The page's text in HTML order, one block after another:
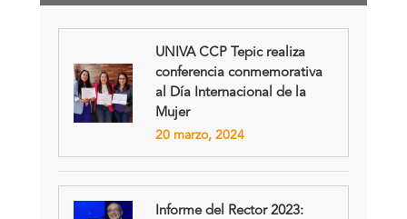
UNIVA CCP Tepic realiza
conferencia conmemorativa
al Día Internacional de la
Mujer
20 marzo, 2024
Informe del Rector 2023: